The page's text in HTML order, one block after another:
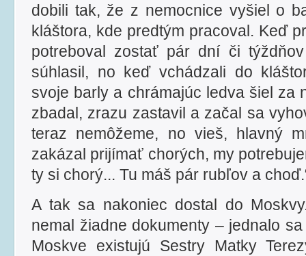
dobili tak, že z nemocnice vyšiel o
kláštora, kde predtým pracoval. Keď
potreboval zostať pár dní či
súhlasil, no keď vchádzali do
svoje barly a chrámajúc ledva šiel za
zbadal, zrazu zastavil a začal sa
teraz nemôžeme, no vieš, hlavný
zakázal prijímať chorých, my
ty si chorý... Tu máš pár rubľov a
A tak sa nakoniec dostal do
nemal žiadne dokumenty – jednalo
Moskve existujú Sestry Matky